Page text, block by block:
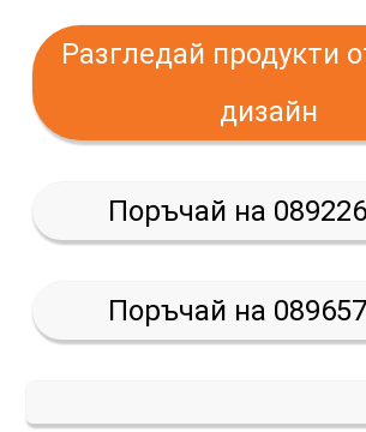
Разгледай продукти
дизайн
Поръчай на
Поръчай на